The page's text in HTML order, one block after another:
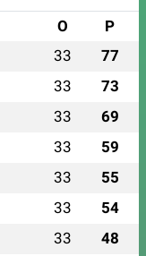
O P
33 77
33 73
33 69
33 59
33 55
33 54
33 48